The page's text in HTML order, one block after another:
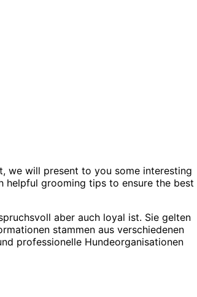
we will present to you some interesting
grooming tips to ensure the best
aber auch loyal ist. Sie gelten
stammen aus verschiedenen
professionelle Hundeorganisationen